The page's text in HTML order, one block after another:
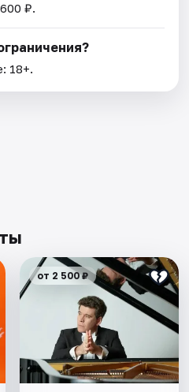
₽.
18+.
от 2 500 ₽